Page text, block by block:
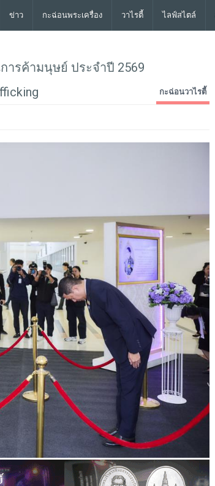
ข่าว กะฉ่อนพระเครื่อง วาไรตี้ ไลฟ์สไตล์
รค้ามนุษย์ ประจำปี 2569
กะฉ่อนวาไรตี้